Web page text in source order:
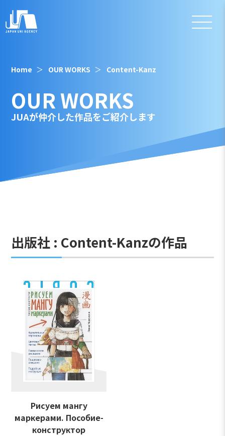
Home OUR WORKS Content-Kanz
OUR WORKS
JUAが仲介した作品をご紹介します
出版社 : Content-Kanzの作品
Рисуем мангу
маркерами. Пособие-
конструктор